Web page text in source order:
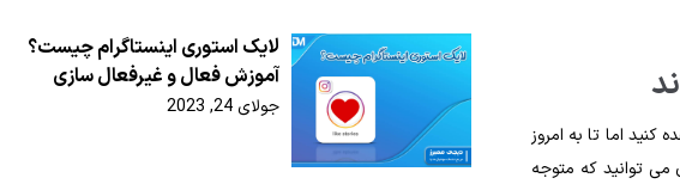
اما تا به امروز
می توانید که متوجه
لایک استوری اینستاگرام چیست؟
آموزش فعال و غیرفعال سازی
جولای 24, 2023